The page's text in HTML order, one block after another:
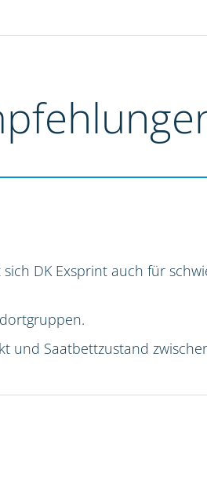
DK Exsprint auch für
und Saatbettzustand